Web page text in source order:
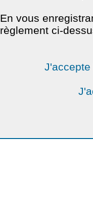
En vous
règlement ci-